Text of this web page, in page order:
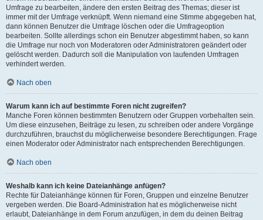
Umfrage zu bearbeiten, ändere den ersten Beitrag des Themas; dieser ist
immer mit der Umfrage verknüpft. Wenn niemand eine Stimme abgegeben hat,
dann können Benutzer die Umfrage löschen oder die Umfrageoption
bearbeiten. Sollte allerdings schon ein Benutzer abgestimmt haben, so kann
die Umfrage nur noch von Moderatoren oder Administratoren geändert oder
gelöscht werden. Dadurch soll die Manipulation von laufenden Umfragen
verhindert werden.
Nach oben
Warum kann ich auf bestimmte Foren nicht zugreifen?
Manche Foren können bestimmten Benutzern oder Gruppen vorbehalten sein.
Um diese einzusehen, Beiträge zu lesen, zu schreiben oder andere Vorgänge
durchzuführen, brauchst du möglicherweise besondere Berechtigungen. Frage
einen Moderator oder Administrator nach entsprechenden Berechtigungen.
Nach oben
Weshalb kann ich keine Dateianhänge anfügen?
Rechte für Dateianhänge können für Foren, Gruppen und einzelne Benutzer
vergeben werden. Die Board-Administration hat es möglicherweise nicht
erlaubt, Dateianhänge in dem Forum anzufügen, in dem du deinen Beitrag